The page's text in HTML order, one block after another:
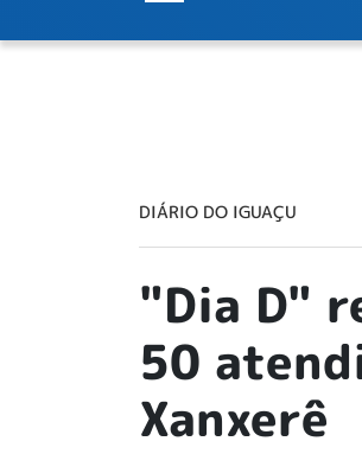
DIÁRIO DO IGUAÇU
"Dia D"
50
Xanxerê